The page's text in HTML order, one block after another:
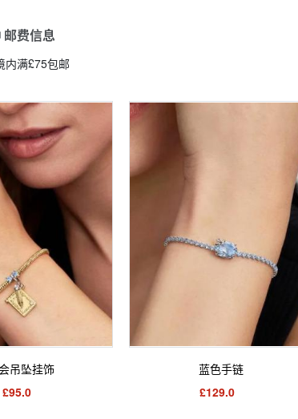
费信息
内满£75包邮
吊坠挂饰
£95.0
蓝色手链
£129.0